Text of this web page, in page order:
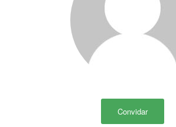
Convidar